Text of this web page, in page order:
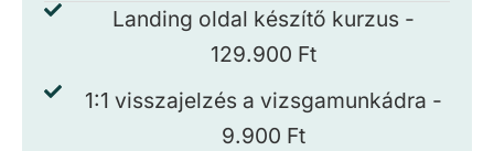
Landing oldal készítő kurzus -
129.900 Ft
1:1 visszajelzés a vizsgamunkádra -
9.900 Ft